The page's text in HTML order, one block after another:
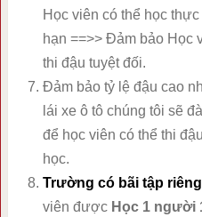
Học viên có thể học
hạn ==>> Đảm bảo Học
thi đậu tuyệt đối.
Đảm bảo tỷ lệ đậu cao
lái xe ô tô chúng tôi sẽ
để học viên có thể thi
học.
Trường có bãi tập
viên được Học 1 người